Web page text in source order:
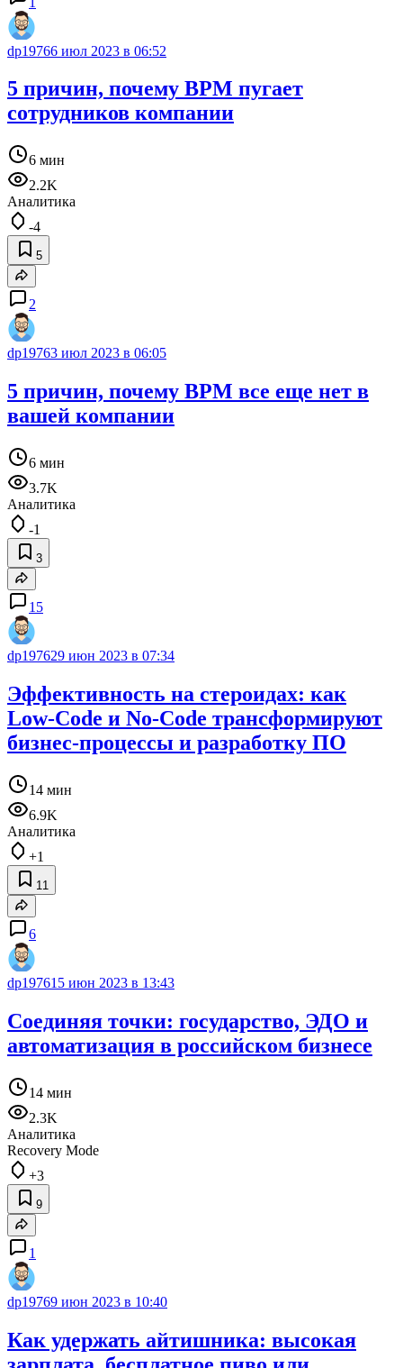
dp19766 июл 2023 в 06:52
5 причин, почему BPM пугает
сотрудников компании
6 мин
2.2K
Аналитика
-4
5
2
dp19763 июл 2023 в 06:05
5 причин, почему BPM все еще нет в
вашей компании
6 мин
3.7K
Аналитика
-1
3
15
dp197629 июн 2023 в 07:34
Эффективность на стероидах: как
Low-Code и No-Code трансформируют
бизнес-процессы и разработку ПО
14 мин
6.9K
Аналитика
+1
11
6
dp197615 июн 2023 в 13:43
Соединяя точки: государство, ЭДО и
автоматизация в российском бизнесе
14 мин
2.3K
Аналитика
Recovery Mode
+3
9
1
dp19769 июн 2023 в 10:40
Как удержать айтишника: высокая